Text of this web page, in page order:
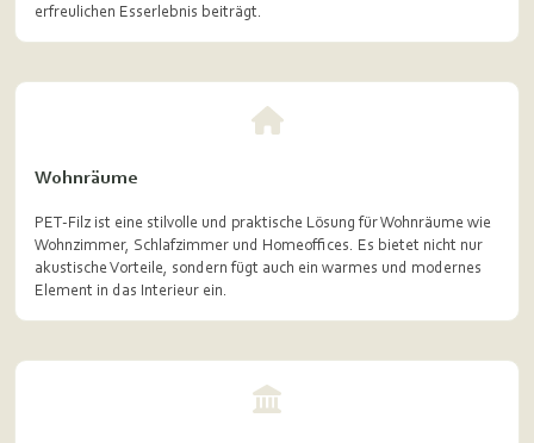
erfreulichen Esserlebnis beiträgt.
Wohnräume
PET-Filz ist eine stilvolle und praktische Lösung für Wohnräume wie
Wohnzimmer, Schlafzimmer und Homeoffices. Es bietet nicht nur
akustische Vorteile, sondern fügt auch ein warmes und modernes
Element in das Interieur ein.